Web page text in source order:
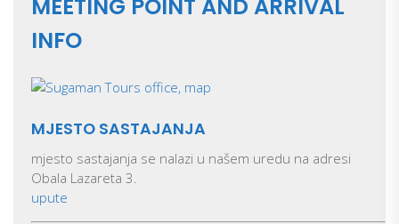
MEETING POINT AND ARRIVAL
INFO
MJESTO SASTAJANJA
mjesto sastajanja se nalazi u našem uredu na adresi
Obala Lazareta 3.
upute